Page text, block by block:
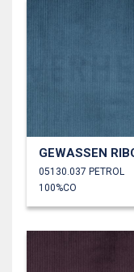
05130.037 PETROL
100%CO